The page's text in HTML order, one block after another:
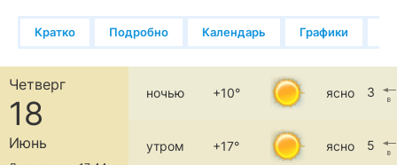
Кратко Подробно Календарь Графики
Четверг
18
Июнь
ночью +10° ясно 3
утром +17° ясно 5